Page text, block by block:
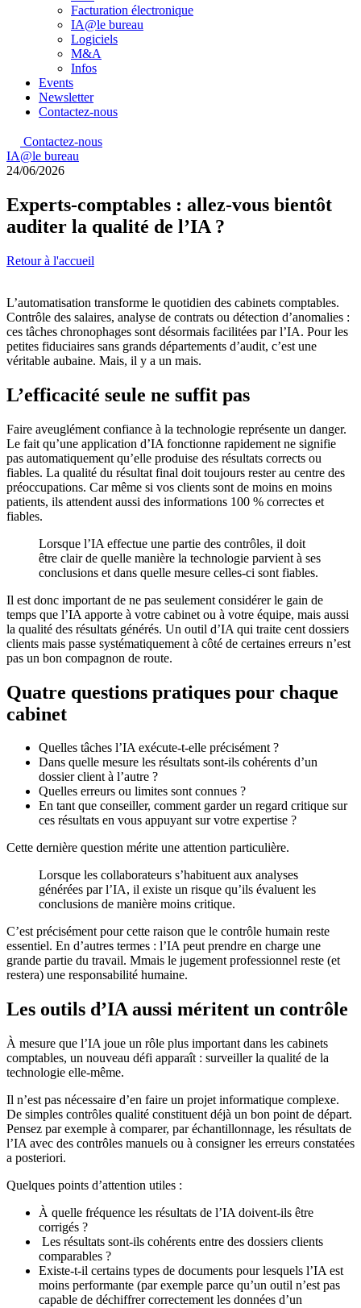
Facturation électronique
IA@le bureau
Logiciels
M&A
Infos
Events
Newsletter
Contactez-nous
Contactez-nous
IA@le bureau
24/06/2026
Experts-comptables : allez-vous bientôt
auditer la qualité de l’IA ?
Retour à l'accueil
L’automatisation transforme le quotidien des cabinets comptables.
Contrôle des salaires, analyse de contrats ou détection d’anomalies :
ces tâches chronophages sont désormais facilitées par l’IA. Pour les
petites fiduciaires sans grands départements d’audit, c’est une
véritable aubaine. Mais, il y a un mais.
L’efficacité seule ne suffit pas
Faire aveuglément confiance à la technologie représente un danger.
Le fait qu’une application d’IA fonctionne rapidement ne signifie
pas automatiquement qu’elle produise des résultats corrects ou
fiables. La qualité du résultat final doit toujours rester au centre des
préoccupations. Car même si vos clients sont de moins en moins
patients, ils attendent aussi des informations 100 % correctes et
fiables.
Lorsque l’IA effectue une partie des contrôles, il doit
être clair de quelle manière la technologie parvient à ses
conclusions et dans quelle mesure celles-ci sont fiables.
Il est donc important de ne pas seulement considérer le gain de
temps que l’IA apporte à votre cabinet ou à votre équipe, mais aussi
la qualité des résultats générés. Un outil d’IA qui traite cent dossiers
clients mais passe systématiquement à côté de certaines erreurs n’est
pas un bon compagnon de route.
Quatre questions pratiques pour chaque
cabinet
Quelles tâches l’IA exécute-t-elle précisément ?
Dans quelle mesure les résultats sont-ils cohérents d’un
dossier client à l’autre ?
Quelles erreurs ou limites sont connues ?
En tant que conseiller, comment garder un regard critique sur
ces résultats en vous appuyant sur votre expertise ?
Cette dernière question mérite une attention particulière.
Lorsque les collaborateurs s’habituent aux analyses
générées par l’IA, il existe un risque qu’ils évaluent les
conclusions de manière moins critique.
C’est précisément pour cette raison que le contrôle humain reste
essentiel. En d’autres termes : l’IA peut prendre en charge une
grande partie du travail. Mmais le jugement professionnel reste (et
restera) une responsabilité humaine.
Les outils d’IA aussi méritent un contrôle
À mesure que l’IA joue un rôle plus important dans les cabinets
comptables, un nouveau défi apparaît : surveiller la qualité de la
technologie elle-même.
Il n’est pas nécessaire d’en faire un projet informatique complexe.
De simples contrôles qualité constituent déjà un bon point de départ.
Pensez par exemple à comparer, par échantillonnage, les résultats de
l’IA avec des contrôles manuels ou à consigner les erreurs constatées
a posteriori.
Quelques points d’attention utiles :
À quelle fréquence les résultats de l’IA doivent-ils être
corrigés ?
Les résultats sont-ils cohérents entre des dossiers clients
comparables ?
Existe-t-il certains types de documents pour lesquels l’IA est
moins performante (par exemple parce qu’un outil n’est pas
capable de déchiffrer correctement les données d’un